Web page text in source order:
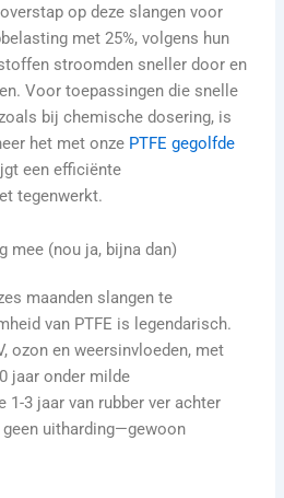
op deze slangen voor
met 25%, volgens hun
stroomden sneller door en
Voor toepassingen die snelle
bij chemische dosering, is
het met onze PTFE gegolfde
een efficiënte
tegenwerkt.
mee (nou ja, bijna dan)
maanden slangen te
van PTFE is legendarisch.
ozon en weersinvloeden, met
jaar onder milde
1-3 jaar van rubber ver achter
uitharding—gewoon